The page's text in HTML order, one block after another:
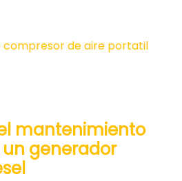
compresor de aire portatil
mantenimiento
generador